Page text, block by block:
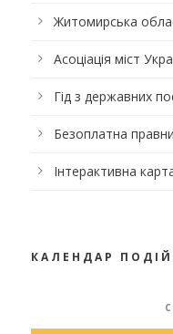
Житомирська
Асоціація міст
Гід з державних
Безоплатна
Інтерактивна
КАЛЕНДАР ПОДІЙ